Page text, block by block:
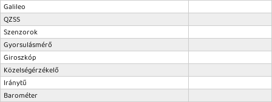
Galileo
QZSS
Szenzorok
Gyorsulásmérő
Giroszkóp
Közelségérzékelő
Iránytű
Barométer